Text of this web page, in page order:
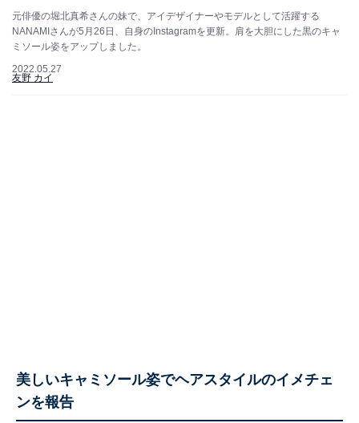
元俳優の堀北真希さんの妹で、アイデザイナーやモデルとして活躍する
NANAMIさんが5月26日、自身のInstagramを更新。肩を大胆にした黒のキャ
ミソール姿をアップしました。
2022.05.27
友野 カイ
美しいキャミソール姿でヘアスタイルのイメチェ
ンを報告